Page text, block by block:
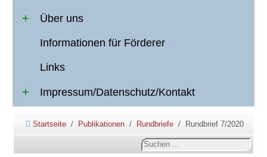
Über uns
Informationen für Förderer
Links
Impressum/Datenschutz/Kontakt
Startseite Publikationen Rundbriefe Rundbrief 7/2020
Suchen
...